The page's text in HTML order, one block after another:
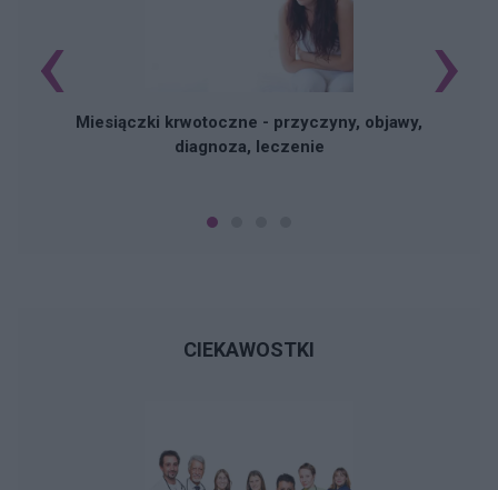
Miesiączki krwotoczne - przyczyny, objawy,
diagnoza, leczenie
‹ ›
CIEKAWOSTKI